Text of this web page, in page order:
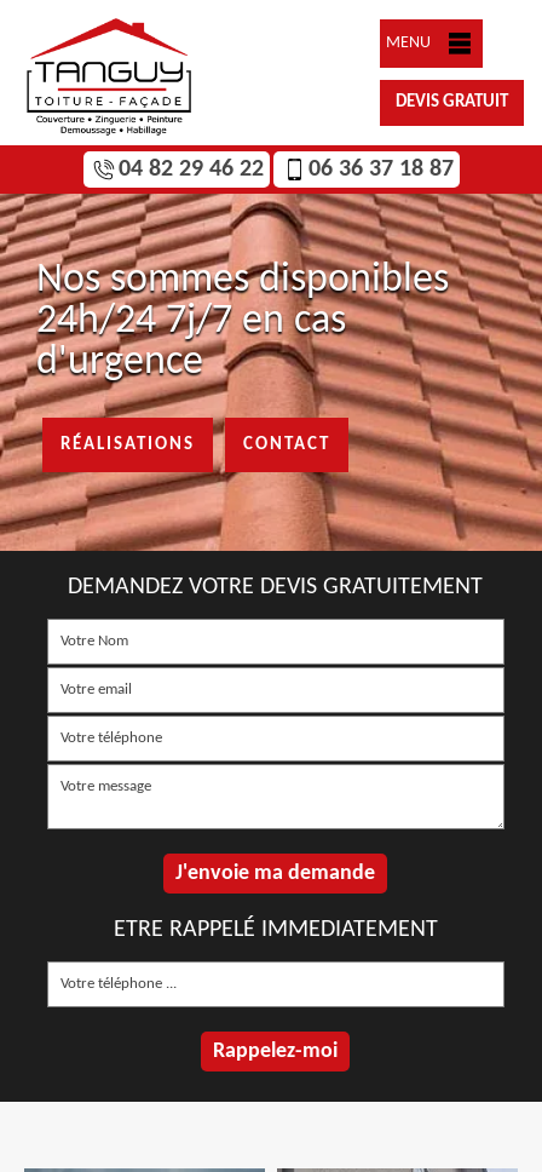
MENU
DEVIS GRATUIT
04 82 29 46 22 06 36 37 18 87
Nos sommes disponibles
24h/24 7j/7 en cas
d'urgence
RÉALISATIONS CONTACT
DEMANDEZ VOTRE DEVIS GRATUITEMENT
ETRE RAPPELÉ IMMEDIATEMENT